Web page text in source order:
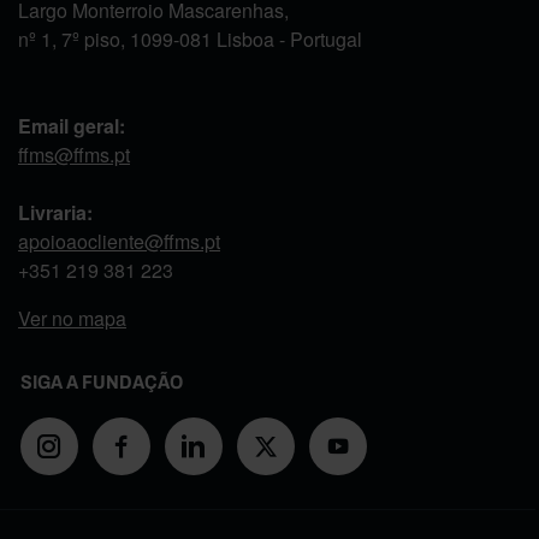
Largo Monterroio Mascarenhas,
nº 1, 7º piso, 1099-081 Lisboa - Portugal
Email geral:
ffms@ffms.pt
Livraria:
apoioaocliente@ffms.pt
+351 219 381 223
Ver no mapa
SIGA A FUNDAÇÃO